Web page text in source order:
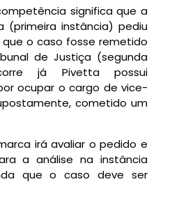
significa que a
(primeira instância) pediu
o caso fosse remetido
de Justiça (segunda
já Pivetta possui
ocupar o cargo de vice-
cometido um
irá avaliar o pedido e
a análise na instância
que o caso deve ser